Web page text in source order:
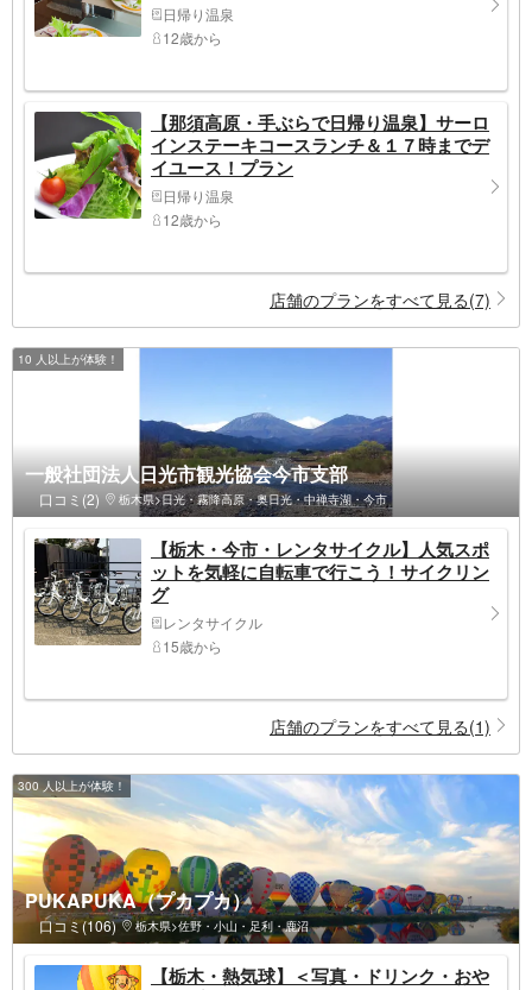
日帰り温泉
12歳から
【那須高原・手ぶらで日帰り温泉】サーロ
インステーキコースランチ＆１７時までデ
イユース！プラン
日帰り温泉
12歳から
店舗のプランをすべて見る(7)
10 人以上が体験！
一般社団法人日光市観光協会今市支部
口コミ(2) 栃木県>日光・霧降高原・奥日光・中禅寺湖・今市
【栃木・今市・レンタサイクル】人気スポ
ットを気軽に自転車で行こう！サイクリン
グ
レンタサイクル
15歳から
店舗のプランをすべて見る(1)
300 人以上が体験！
PUKAPUKA（プカプカ）
口コミ(106) 栃木県>佐野・小山・足利・鹿沼
【栃木・熱気球】＜写真・ドリンク・おや